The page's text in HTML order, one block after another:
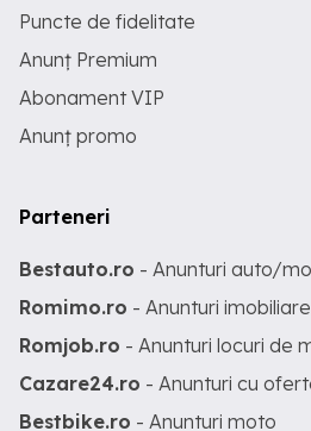
Puncte de fidelitate
Anunț Premium
Abonament VIP
Anunț promo
Parteneri
Bestauto.ro - Anunturi auto/
Romimo.ro - Anunturi imobiliare
Romjob.ro - Anunturi locuri de
Cazare24.ro - Anunturi cu
Bestbike.ro - Anunturi moto